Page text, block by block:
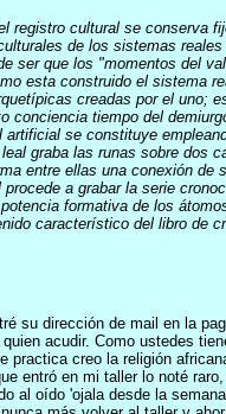
registro cultural se conserva
de los sistemas
ser que los "momentos del
esta construido el sistema
creadas por el uno;
conciencia tiempo del
se constituye
graba las runas sobre dos
entre ellas una conexión
a grabar la serie
formativa de los
característico del libro de
su dirección de mail en la
acudir. Como ustedes
practica creo la religión
entró en mi taller lo noté
al oído 'ojala desde la